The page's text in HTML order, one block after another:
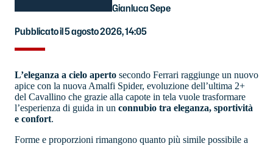
Gianluca Sepe
Pubblicato il 5 agosto 2026, 14:05
L’eleganza a cielo aperto secondo Ferrari raggiunge un nuovo
apice con la nuova Amalfi Spider, evoluzione dell’ultima 2+
del Cavallino che grazie alla capote in tela vuole trasformare
l’esperienza di guida in un connubio tra eleganza, sportività
e confort.
Forme e proporzioni rimangono quanto più simile possibile a